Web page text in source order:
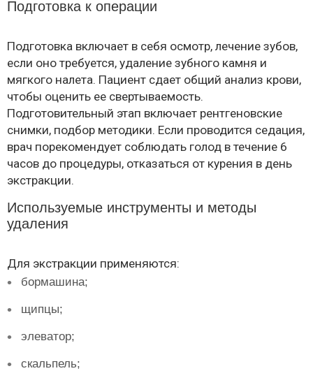
Подготовка к операции
Подготовка включает в себя осмотр, лечение зубов,
если оно требуется, удаление зубного камня и
мягкого налета. Пациент сдает общий анализ крови,
чтобы оценить ее свертываемость.
Подготовительный этап включает рентгеновские
снимки, подбор методики. Если проводится седация,
врач порекомендует соблюдать голод в течение 6
часов до процедуры, отказаться от курения в день
экстракции.
Используемые инструменты и методы
удаления
Для экстракции применяются:
бормашина;
щипцы;
элеватор;
скальпель;